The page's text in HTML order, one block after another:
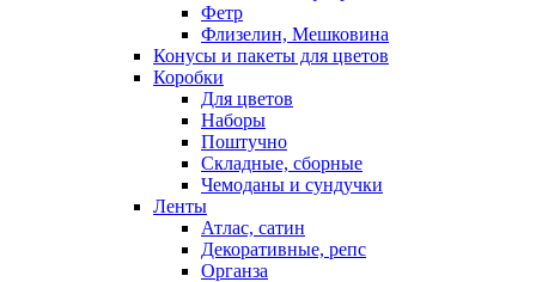
Фетр
Флизелин, Мешковина
Конусы и пакеты для цветов
Коробки
Для цветов
Наборы
Поштучно
Складные, сборные
Чемоданы и сундучки
Ленты
Атлас, сатин
Декоративные, репс
Органза